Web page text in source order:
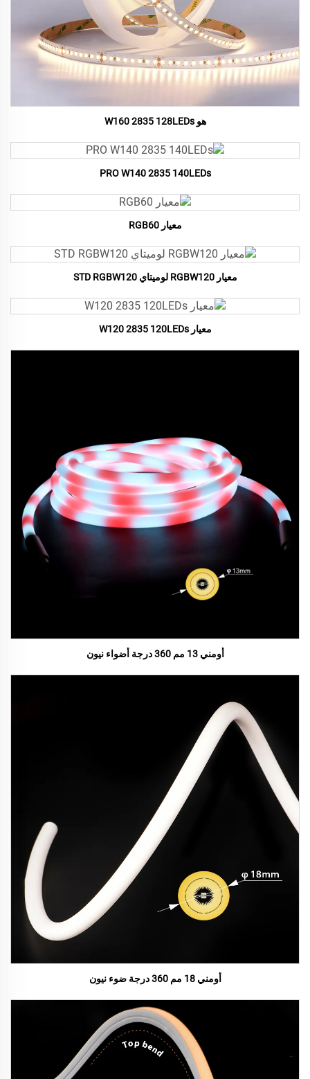
هو W160 2835 128LEDs
PRO W140 2835 140LEDs
معيار RGB60
معيار RGBW120 لوميتاي STD RGBW120
معيار W120 2835 120LEDs
أومني 13 مم 360 درجة أضواء نيون
أومني 18 مم 360 درجة ضوء نيون